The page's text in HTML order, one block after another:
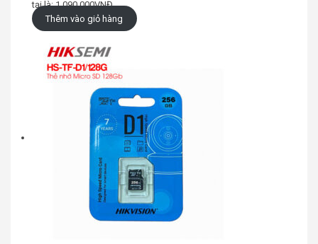
tại là: 1.090.000VNĐ.
Thêm vào giỏ hàng